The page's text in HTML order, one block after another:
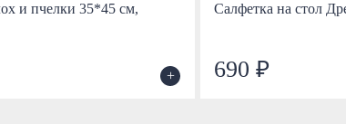
и пчелки 35*45 см,
+
Салфетка на стол
690 ₽